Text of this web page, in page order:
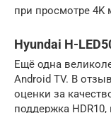
при просмотре 4K
Hyundai H-
Ещё одна
Android TV. В
оценки за
поддержка